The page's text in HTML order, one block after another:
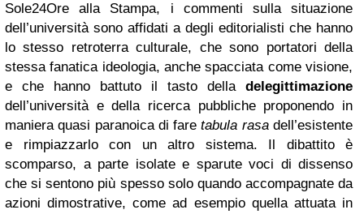
Sole24Ore alla Stampa, i commenti sulla situazione
dell’università sono affidati a degli editorialisti che hanno
lo stesso retroterra culturale, che sono portatori della
stessa fanatica ideologia, anche spacciata come visione,
e che hanno battuto il tasto della delegittimazione
dell’università e della ricerca pubbliche proponendo in
maniera quasi paranoica di faretabula rasadell’esistente
e rimpiazzarlo con un altro sistema. Il dibattito è
scomparso, a parte isolate e sparute voci di dissenso
che si sentono più spesso solo quando accompagnate da
azioni dimostrative, come ad esempio quella attuata in